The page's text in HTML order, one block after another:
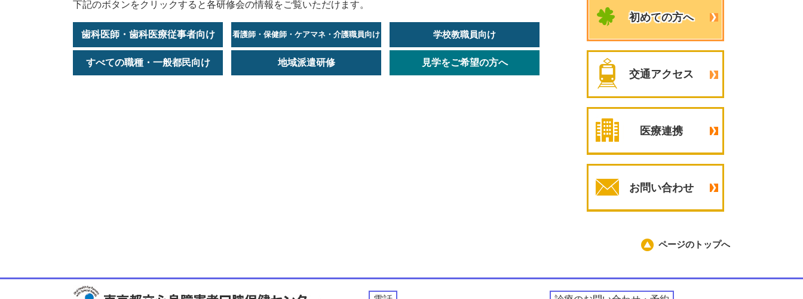
下記のボタンをクリックすると各研修会の情報をご覧いただけます。
歯科医師・歯科医療従事者向け 看護師・保健師・ケアマネ・介護職員向け 学校教職員向け
すべての職種・一般都民向け 地域派遣研修 見学をご希望の方へ
初めての方へ
交通アクセス
医療連携
お問い合わせ
ページのトップへ